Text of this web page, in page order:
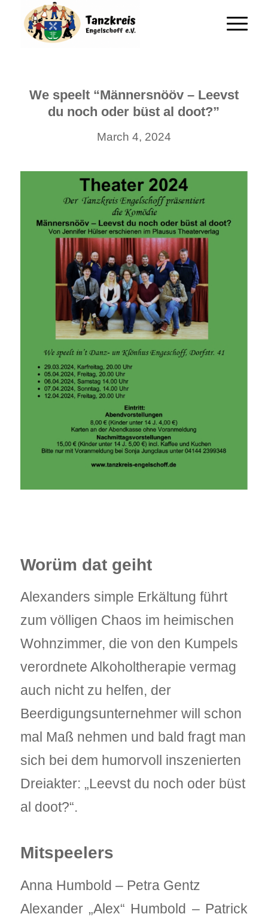
We speelt “Männersnööv – Leevst
du noch oder büst al doot?”
March 4, 2024
Worüm dat geiht
Alexanders simple Erkältung führt
zum völligen Chaos im heimischen
Wohnzimmer, die von den Kumpels
verordnete Alkoholtherapie vermag
auch nicht zu helfen, der
Beerdigungsunternehmer will schon
mal Maß nehmen und bald fragt man
sich bei dem humorvoll inszenierten
Dreiakter: „Leevst du noch oder büst
al doot?“.
Mitspeelers
Anna Humbold – Petra Gentz
Alexander „Alex“ Humbold – Patrick